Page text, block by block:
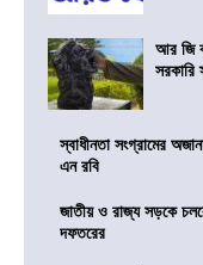
আর জি
সরকারি
স্বাধীনতা সংগ্রামের
এন রবি
জাতীয় ও রাজ্য সড়কে
দফতরের